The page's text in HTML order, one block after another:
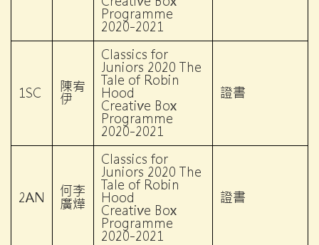
Programme
2020-2021
1SC 陳宥
伊
Classics for
Juniors 2020 The
Tale of Robin
Hood
Creative Box
Programme
2020-2021
證書
2AN 何李
廣燁
Classics for
Juniors 2020 The
Tale of Robin
Hood
Creative Box
Programme
2020-2021
證書